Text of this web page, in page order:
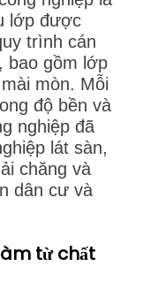
lớp được
trình cán
bao gồm lớp
mòn. Mỗi
độ bền và
nghiệp đã
lát sàn,
chăng và
dân cư và
từ chất